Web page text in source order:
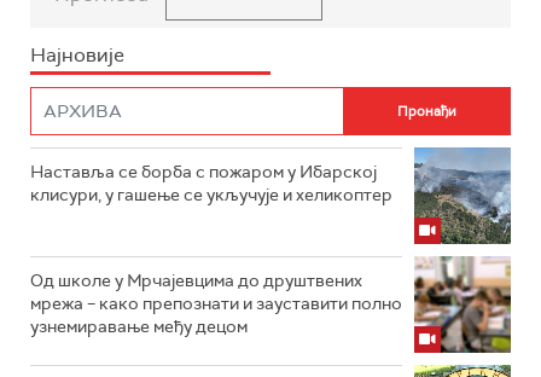
Најновије
Наставља се борба с пожаром у Ибарској
клисури, у гашење се укључује и хеликоптер
Од школе у Мрчајевцима до друштвених
мрежа – како препознати и зауставити полно
узнемиравање међу децом